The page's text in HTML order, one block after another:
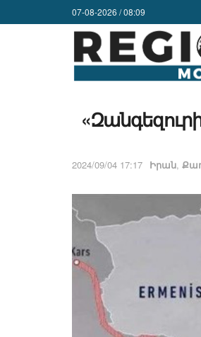
07-08-2026 / 08:09
2024/09/04 17:17 Իրան,